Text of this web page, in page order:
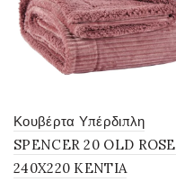
Κουβέρτα Υπέρδιπλη
SPENCER 20 OLD ROSE
240X220 KENTIA